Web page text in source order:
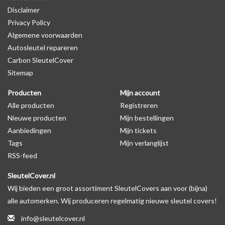
autosleutel behuizing wel zichtbaar is. U kunt dit zelf nagaan door
op de productfoto te kijken of er een logo zichtbaar is.
Levering
Voor 16:00 besteld = Dezelfde dag verzonden
Verzending naar België: 1/3 werkdagen
Specificaties
Merk: SleutelCover
Geschikt voor: Land Rover
Gewicht: 20g
Materiaal: Siliconen
Geschikt voor o.a. de volgende modellen:
* Afhankelijk van het bouwjaar
voorbeeld in de productfoto's
Disclaimer
Privacy Policy
Algemene voorwaarden
Autosleutel repareren
Carbon SleutelCover
Sitemap
Producten
Alle producten
Nieuwe producten
Aanbiedingen
Tags
RSS-feed
Mijn account
Registreren
Mijn bestellingen
Mijn tickets
Mijn verlanglijst
SleutelCover.nl
Wij bieden een groot assortiment SleutelCovers aan voor (bijna)
alle automerken. Wij produceren regelmatig nieuwe sleutel covers!
info@sleutelcover.nl